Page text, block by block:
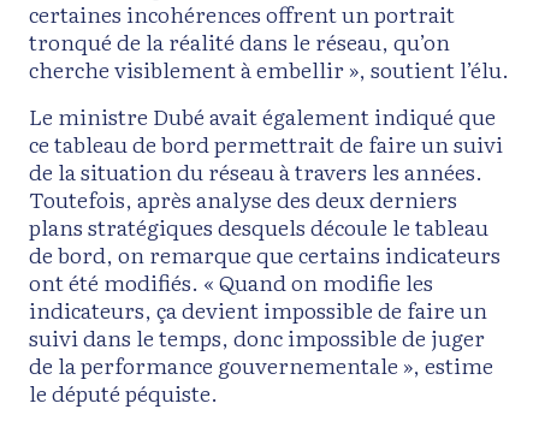
certaines incohérences offrent un portrait
tronqué de la réalité dans le réseau, qu’on
cherche visiblement à embellir », soutient l’élu.
Le ministre Dubé avait également indiqué que
ce tableau de bord permettrait de faire un suivi
de la situation du réseau à travers les années.
Toutefois, après analyse des deux derniers
plans stratégiques desquels découle le tableau
de bord, on remarque que certains indicateurs
ont été modifiés. « Quand on modifie les
indicateurs, ça devient impossible de faire un
suivi dans le temps, donc impossible de juger
de la performance gouvernementale », estime
le député péquiste.